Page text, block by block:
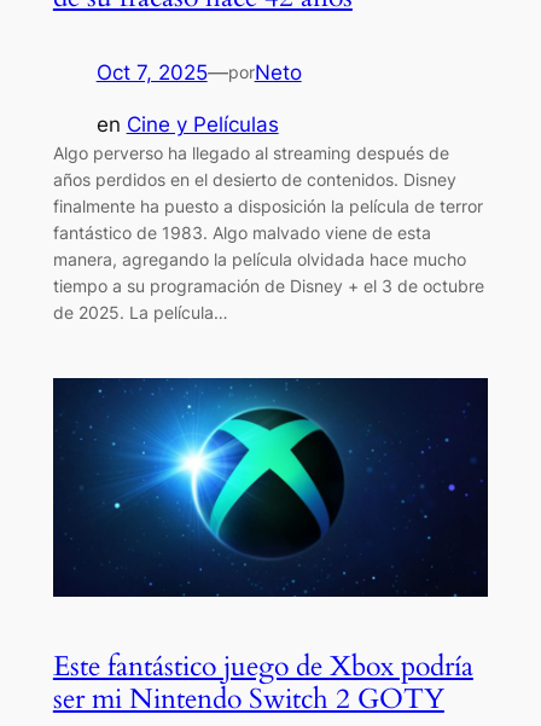
Oct 7, 2025—porNeto
en Cine y Películas
Algo perverso ha llegado al streaming después de
años perdidos en el desierto de contenidos. Disney
finalmente ha puesto a disposición la película de terror
fantástico de 1983. Algo malvado viene de esta
manera, agregando la película olvidada hace mucho
tiempo a su programación de Disney + el 3 de octubre
de 2025. La película…
Este fantástico juego de Xbox podría
ser mi Nintendo Switch 2 GOTY